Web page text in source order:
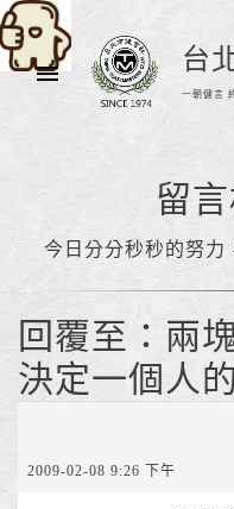
台
一朝健言
留
今日分分秒秒的努力
回覆至：兩
決定一個人
2009-02-08 9:26 下午